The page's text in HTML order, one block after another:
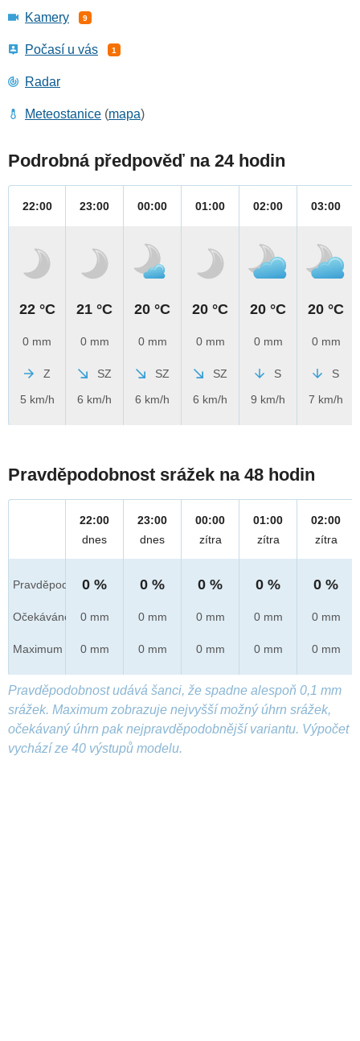
Kamery 9
Počasí u vás 1
Radar
Meteostanice (mapa)
Podrobná předpověď na 24 hodin
22:00
22 °C
0 mm
Z
5 km/h
23:00
21 °C
0 mm
SZ
6 km/h
00:00
20 °C
0 mm
SZ
6 km/h
01:00
20 °C
0 mm
SZ
6 km/h
02:00
20 °C
0 mm
S
9 km/h
03:00
20 °C
0 mm
S
7 km/h
Pravděpodobnost srážek na 48 hodin
Pravděpod.
Očekáváno
Maximum
22:00
dnes
0 %
0 mm
0 mm
23:00
dnes
0 %
0 mm
0 mm
00:00
zítra
0 %
0 mm
0 mm
01:00
zítra
0 %
0 mm
0 mm
02:00
zítra
0 %
0 mm
0 mm
Pravděpodobnost udává šanci, že spadne alespoň 0,1 mm
srážek. Maximum zobrazuje nejvyšší možný úhrn srážek,
očekávaný úhrn pak nejpravděpodobnější variantu. Výpočet
vychází ze 40 výstupů modelu.